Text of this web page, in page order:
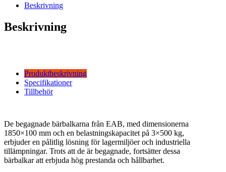
Beskrivning
Beskrivning
Produktbeskrivning
Specifikationer
Tillbehör
De begagnade bärbalkarna från EAB, med dimensionerna
1850×100 mm och en belastningskapacitet på 3×500 kg,
erbjuder en pålitlig lösning för lagermiljöer och industriella
tillämpningar. Trots att de är begagnade, fortsätter dessa
bärbalkar att erbjuda hög prestanda och hållbarhet.